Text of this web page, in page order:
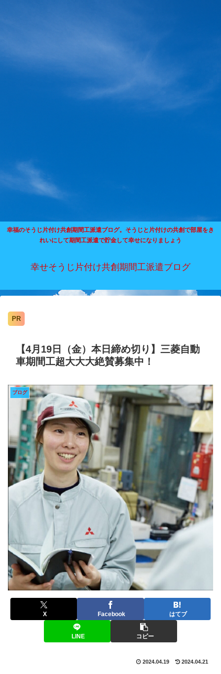
幸福のそうじ片付け共創期間工派遣ブログ。そうじと片付けの共創で部屋をき
れいにして期間工派遣で貯金して幸せになりましょう
幸せそうじ片付け共創期間工派遣ブログ
PR
【4月19日（金）本日締め切り】三菱自動
車期間工超大大大絶賛募集中！
ブログ
X Facebook はてブ
LINE コピー
2024.04.19 2024.04.21